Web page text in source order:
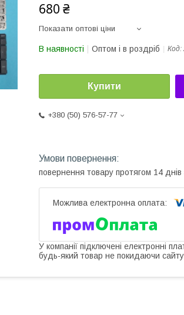
680 ₴
Показати оптові ціни
В наявності Оптом і в роздріб Код:
Купити
+380 (50) 576-57-77
повернення товару протягом 14 днів
У компанії підключені електронні
будь-який товар не покидаючи